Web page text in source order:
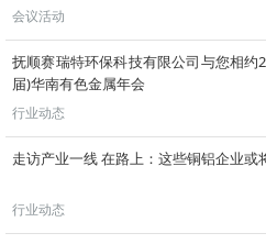
会议活动
抚顺赛瑞特环保科技有限公司与您相约
届)华南有色金属年会
行业动态
走访产业一线 在路上：这些铜铝企业或
行业动态